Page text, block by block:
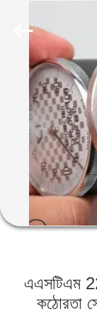
আমাদের
সম্পর্কে
কারখানা
CORPORATION.
এএসটিএম
কঠোরতা